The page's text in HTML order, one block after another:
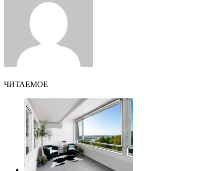
ЧИТАЕМОЕ